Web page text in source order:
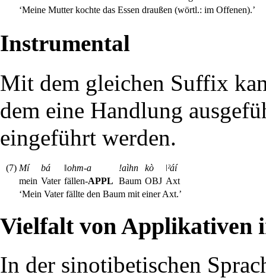
‘Meine Mutter kochte das Essen draußen (wörtl.: im Offenen).’
Instrumental
Mit dem gleichen Suffix
dem eine Handlung
eingeführt werden.
(7) Mí bá ‖ohm-a !aìhn kò
ǀˀáí
mein Vater fällen-APPL Baum OBJ Axt
‘Mein Vater fällte den Baum mit einer Axt.’
Vielfalt von Applikativen
In der sinotibetischen